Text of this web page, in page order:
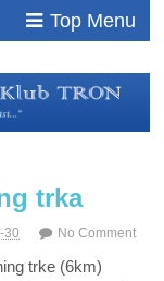
Top Menu
trka
30 No Comment
trke (6km)